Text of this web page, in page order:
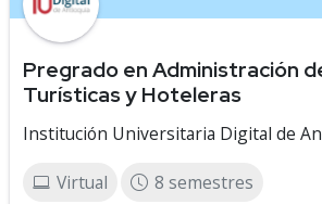
Pregrado en Administración
Turísticas y Hoteleras
Institución Universitaria Digital de
Virtual 8 semestres